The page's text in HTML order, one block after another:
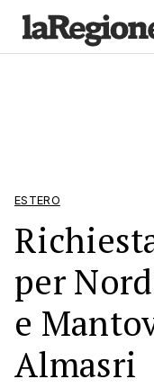
ESTERO
per
e
Almasri